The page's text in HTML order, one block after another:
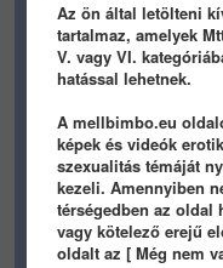
blesképei
Az ön által letölteni
tartalmaz, amelyek
V. vagy VI.
hatással lehetnek.
A mellbimbo.eu
képek és videók
szexualitás témáját
kezeli. Amennyiben
térségedben az oldal
vagy kötelező erejű
oldalt az [ Még nem